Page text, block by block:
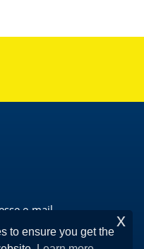
e-mail
to ensure you get the
x